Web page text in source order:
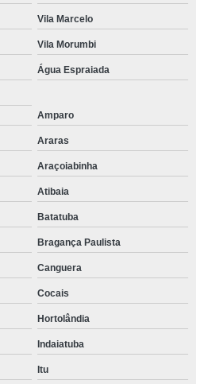
Vila Marcelo
Vila Morumbi
Água Espraiada
Amparo
Araras
Araçoiabinha
Atibaia
Batatuba
Bragança Paulista
Canguera
Cocais
Hortolândia
Indaiatuba
Itu